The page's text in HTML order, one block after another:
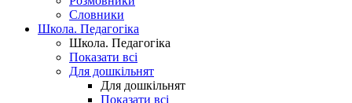
Словники
Школа. Педагогіка
Школа. Педагогіка
Показати всі
Для дошкільнят
Для дошкільнят
Показати всі